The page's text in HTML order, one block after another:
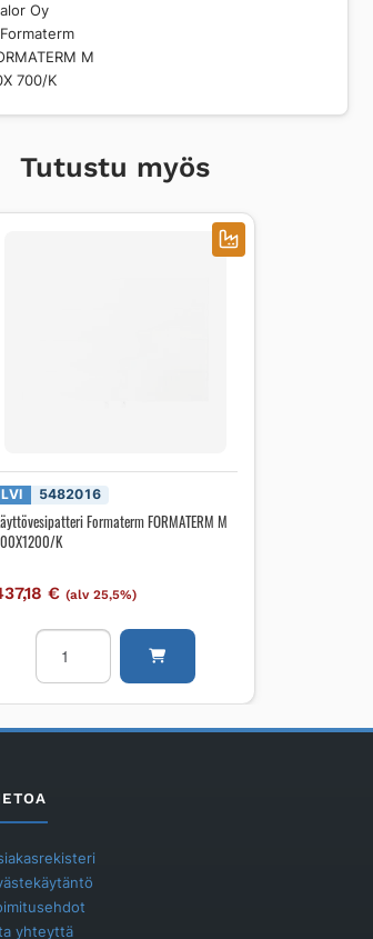
Oy
Formaterm
M
700/K
Tutustu myös
LVI 5482016
Formaterm FORMATERM M
K
€ (alv 25,5%)
Käyttövesipatteri
Formaterm
FORMATERM
200X1200/K
yhteyttä